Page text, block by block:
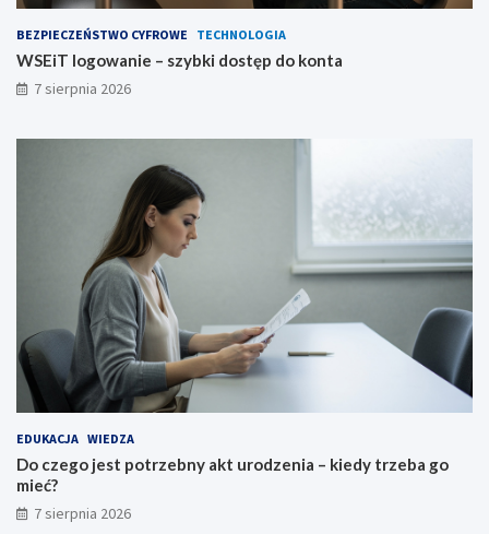
BEZPIECZEŃSTWO CYFROWE TECHNOLOGIA
WSEiT logowanie – szybki dostęp do konta
7 sierpnia 2026
EDUKACJA WIEDZA
Do czego jest potrzebny akt urodzenia – kiedy trzeba go
mieć?
7 sierpnia 2026